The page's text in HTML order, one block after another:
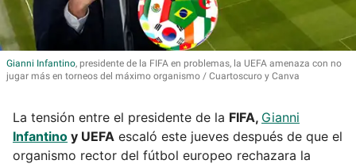
Gianni Infantino, presidente de la FIFA en problemas, la UEFA amenaza con no
jugar más en torneos del máximo organismo
Cuartoscuro y Canva
La tensión entre el presidente de la FIFA, Gianni
Infantino y UEFA escaló este jueves después de que el
organismo rector del fútbol europeo rechazara la